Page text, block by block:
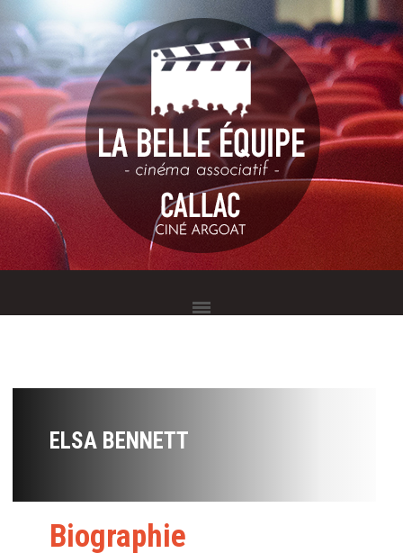
ELSA BENNETT
Biographie